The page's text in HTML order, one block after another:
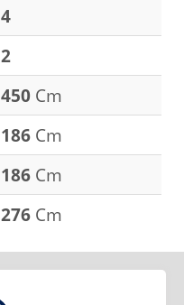
4
2
450 Cm
186 Cm
186 Cm
276 Cm